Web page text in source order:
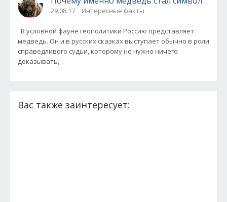
29.08.17 Интересные факты
В условной фауне геополитики Россию представляет
медведь. Он и в русских сказках выступает обычно в роли
справедливого судьи, которому не нужно ничего
доказывать,
Вас также заинтересует: